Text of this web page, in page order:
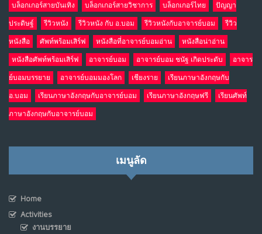
บล็อกเกอร์สายบันเทิง บล็อกเกอร์สายวิชาการ บล็อกเกอร์ไทย ปัญญา
ประดิษฐ์ รีวิวหนัง รีวิวหนัง กับ อ.บอม รีวิวหนังกับอาจารย์บอม รีวิว
หนังสือ ศัพท์พร้อมเสิร์ฟ หนังสือที่อาจารย์บอมอ่าน หนังสือน่าอ่าน
หนังสือศัพท์พร้อมเสิร์ฟ อาจารย์บอม อาจารย์บอม ชนัฐ เกิดประดับ อาจาร
ย์บอมบรรยาย อาจารย์บอมมองโลก เชียงราย เรียนภาษาอังกฤษกับ
อ.บอม เรียนภาษาอังกฤษกับอาจารย์บอม เรียนภาษาอังกฤษฟรี เรียนศัพท์
ภาษาอังกฤษกับอาจารย์บอม
เมนูลัด
Home
Activities
งานบรรยาย